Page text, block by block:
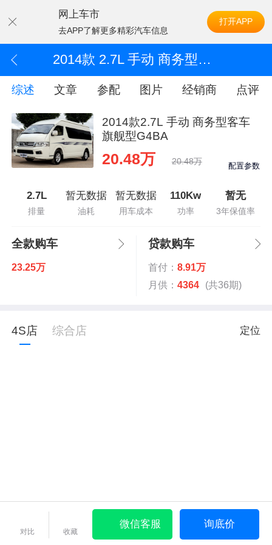
网上车市
去APP了解更多精彩汽车信息
打开APP
2014款 2.7L 手动 商务型客车旗舰型G4BA
综述 文章 参配 图片 经销商 点评
2014款2.7L 手动 商务型客车
旗舰型G4BA
20.48万 20.48万 配置参数
2.7L
排量
暂无数据
油耗
暂无数据
用车成本
110Kw
功率
暂无
3年保值率
全款购车
23.25万
贷款购车
首付： 8.91万
月供： 4364 (共36期)
4S店 综合店 定位
对比 收藏
微信客服 询底价